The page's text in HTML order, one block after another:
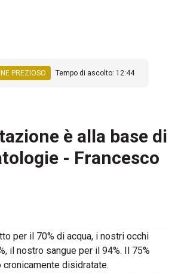
PREZIOSO Tempo di ascolto: 12:44
è alla base di
- Francesco
per il 70% di acqua, i nostri occhi
il nostro sangue per il 94%. Il 75%
disidratate.